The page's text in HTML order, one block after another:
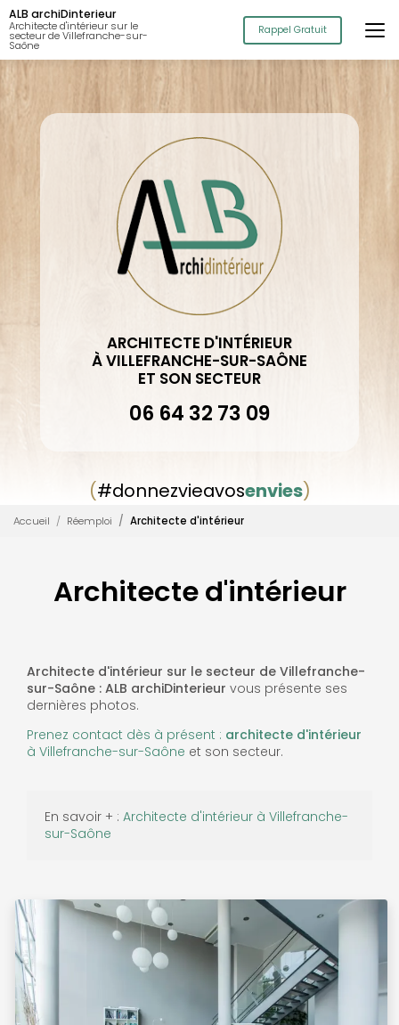
Aller
au
contenu
principal
ALB archiDinterieur
Architecte d'intérieur sur le
secteur de Villefranche-sur-
Saône
Rappel Gratuit
ARCHITECTE D'INTÉRIEUR
À VILLEFRANCHE-SUR-SAÔNE
ET SON SECTEUR
06 64 32 73 09
(#donnezvieavosenvies)
Accueil Réemploi Architecte d'intérieur
Architecte d'intérieur
Architecte d'intérieur sur le secteur de Villefranche-
sur-Saône : ALB archiDinterieur vous présente ses
dernières photos.
Prenez contact dès à présent : architecte d'intérieur
à Villefranche-sur-Saône et son secteur.
En savoir + : Architecte d'intérieur à Villefranche-
sur-Saône